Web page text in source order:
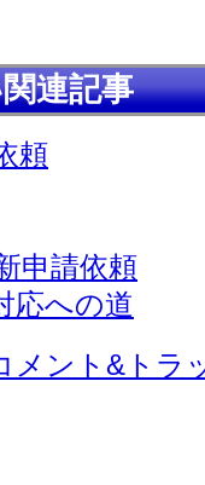
連記事
頼
申請依頼
応への道
メント&トラ